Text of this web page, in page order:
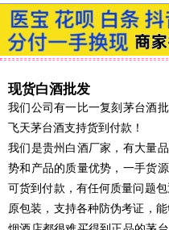
现货白酒批发
我们公司有一比一复刻茅台酒
飞天茅台酒支持货到付款！
我们是贵州白酒厂家，有大量
势和产品的质量优势，一手货
可货到付款，有任何质量问题
原包装，支持各种防伪考证，